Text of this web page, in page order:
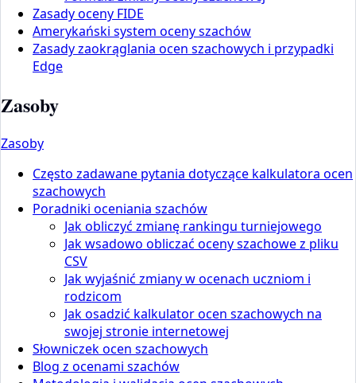
Zasady oceny FIDE
Amerykański system oceny szachów
Zasady zaokrąglania ocen szachowych i przypadki
Edge
Zasoby
Zasoby
Często zadawane pytania dotyczące kalkulatora ocen
szachowych
Poradniki oceniania szachów
Jak obliczyć zmianę rankingu turniejowego
Jak wsadowo obliczać oceny szachowe z pliku
CSV
Jak wyjaśnić zmiany w ocenach uczniom i
rodzicom
Jak osadzić kalkulator ocen szachowych na
swojej stronie internetowej
Słowniczek ocen szachowych
Blog z ocenami szachów